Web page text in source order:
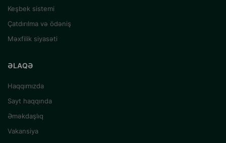
Keşbek sistemi
Çatdırılma və ödəniş
Məxfilik siyasəti
ƏLAQƏ
Haqqımızda
Sayt haqqında
Əməkdaşlıq
Vakansiya